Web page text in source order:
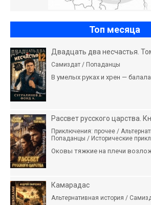
Топ месяца
Двадцать два несчастья.
Самиздат / Попаданцы
В умелых руках и хрен —
Рассвет русского царства.
Приключения: прочее /
Попаданцы / Исторические
Оковы тяжкие на плечи
Камарадас
Альтернативная история /